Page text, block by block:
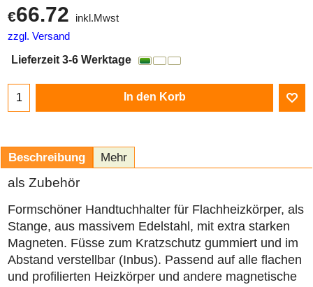
€66.72
inkl.Mwst
zzgl. Versand
Lieferzeit 3-6 Werktage
In den Korb
Beschreibung Mehr
als Zubehör
Formschöner Handtuchhalter für Flachheizkörper, als
Stange, aus massivem Edelstahl, mit extra starken
Magneten. Füsse zum Kratzschutz gummiert und im
Abstand verstellbar (Inbus). Passend auf alle flachen
und profilierten Heizkörper und andere magnetische